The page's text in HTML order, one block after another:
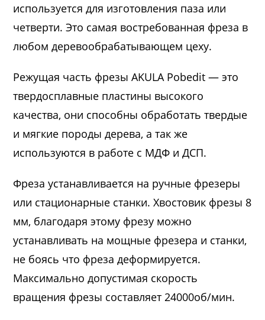
используется для изготовления паза или
четверти. Это самая востребованная фреза в
любом деревообрабатывающем цеху.
Режущая часть фрезы AKULA Pobedit — это
твердосплавные пластины высокого
качества, они способны обработать твердые
и мягкие породы дерева, а так же
используются в работе с МДФ и ДСП.
Фреза устанавливается на ручные фрезеры
или стационарные станки. Хвостовик фрезы 8
мм, благодаря этому фрезу можно
устанавливать на мощные фрезера и станки,
не боясь что фреза деформируется.
Максимально допустимая скорость
вращения фрезы составляет 24000об/мин.